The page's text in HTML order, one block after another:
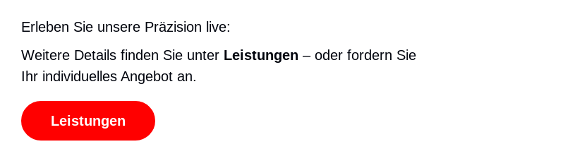
Erleben Sie unsere Präzision live:
Weitere Details finden Sie unter Leistungen – oder fordern Sie
Ihr individuelles Angebot an.
Leistungen